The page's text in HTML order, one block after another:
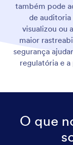
também pode
de
visualizou ou
maior
segurança
regulatória e
O que